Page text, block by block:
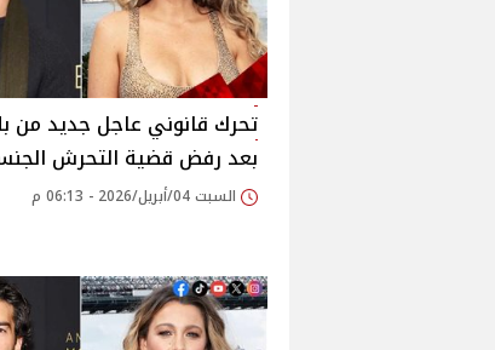
تحرك قانوني عاجل جديد من
بعد رفض قضية التحرش
السبت 04/أبريل/2026 - 06:13 م